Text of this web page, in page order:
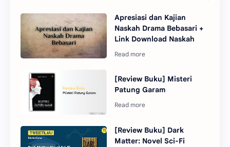
Apresiasi dan Kajian
Naskah Drama Bebasari +
Link Download Naskah
[Review Buku] Misteri
Patung Garam
[Review Buku] Dark
Matter: Novel Sci-Fi